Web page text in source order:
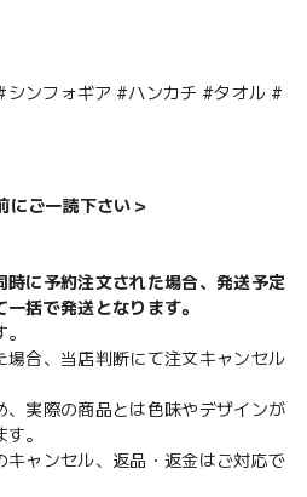
シンフォギア #ハンカチ #タオル #
にご一読下さい＞
時に予約注文された場合、発送予定
括で発送となります。
場合、当店判断にて注文キャンセル
、実際の商品とは色味やデザインが
。
キャンセル、返品・返金はご対応で